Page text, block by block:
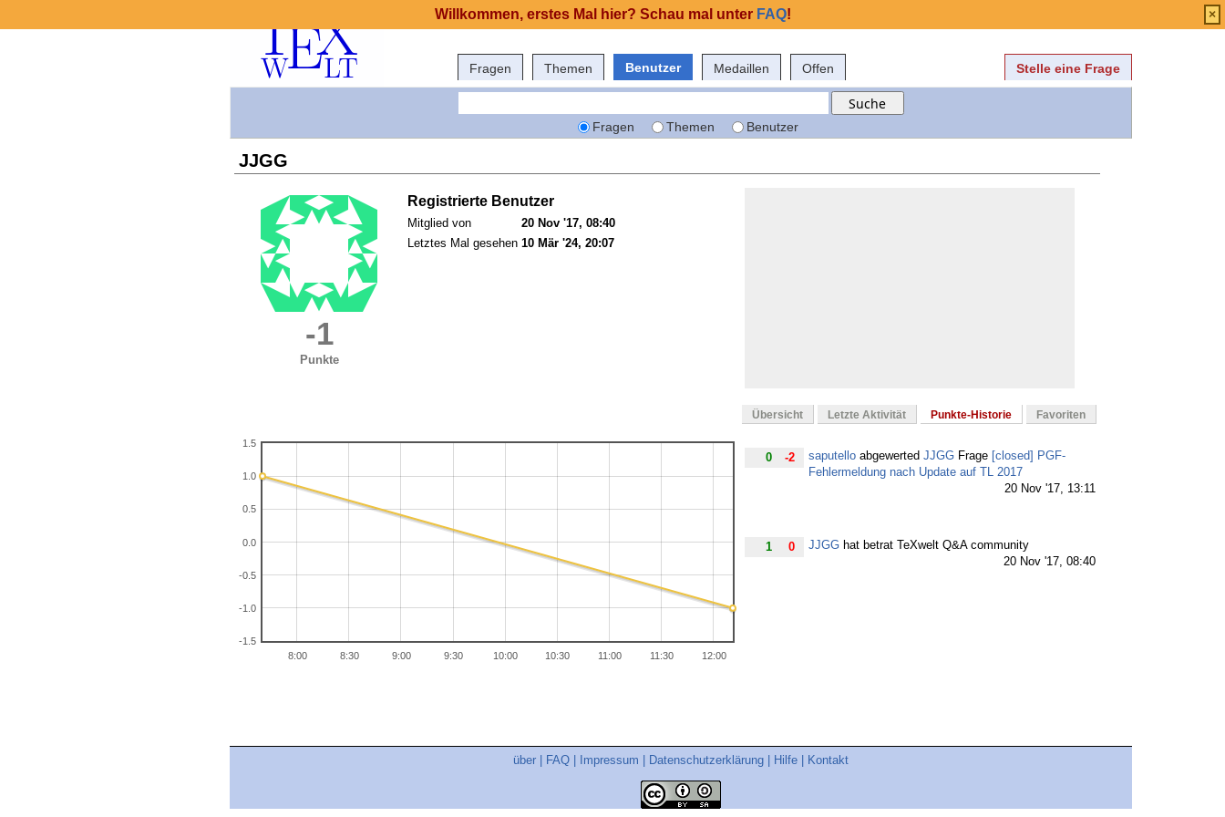
Fragen Themen Benutzer Medaillen Offen Stelle eine Frage
Fragen Themen Benutzer
JJGG
-1
Punkte
Registrierte Benutzer
Mitglied von
20 Nov '17, 08:40
Letztes Mal gesehen 10 Mär '24, 20:07
Übersicht Letzte Aktivität Punkte-Historie Favoriten
8:00 8:30 9:00 9:30 10:00 10:30 11:00 11:30 12:00
-1.5
-1.0
-0.5
0.0
0.5
1.0
1.5
0 -2 saputello abgewerted JJGG Frage [closed] PGF-
Fehlermeldung nach Update auf TL 2017
20 Nov '17, 13:11
1 0 JJGG hat betrat TeXwelt Q&A community
20 Nov '17, 08:40
über FAQ Impressum Datenschutzerklärung Hilfe Kontakt
Willkommen, erstes Mal hier? Schau mal unter FAQ! ×